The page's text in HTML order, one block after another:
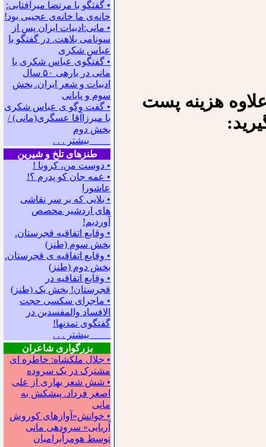
• گفتگو با مرتضا میرآفتابی:
ﺧﺎﻧﻪﻯ ﻣﺎ ﺧﺎﻧﻪﻯ ﻋﺠﻴﺒﻰ ﺑﻮﺩ!
• مانی:ادبیات ایران پس از
سونامی بلاهت. در گفتگو با
عباس شکری
• گفتگوی عباس شکری با
مانی در باره‍ی ۵۰ سال
ادبیات و شعر ایران. بخش
سوم و پایانی
• گفت وگو ی عباس شکری
با میرزاآقا عسگری(مانی) /
بخش دوم
بیشتر . . .
طنزهای تلخ و شیرین
• دوست من، کرونا !
• ﻋﻤﻪ ﺟﺎﻥ ﻛﻮ ﭘﺪﺭﻡ ؟!
عاشورا
• بلایی که بر سر نقاشی
های اردشیر محصص
آوردیم!
• وقایع اتفاقیه قجرستان.
بخش سوم (طنز)
• وقایع اتفاقیه ی قجرستان.
بخش دوم (طنز)
• وقایع اتفاقیه در
قجرستان! بخش یک (طنز)
• ماجرای سکسی حجت
الافساد والمفسدین در
گفتگوی تمدنها!
بیشتر . . .
بزرگواری شاعران
• جلال ملکشاه: خاطره ای
مشترک در یک سروده
• شش شعر بهاری از علی
اصغر فرداد. پیشکش به
مانی
• خوانش«آوازهای کوروش
آریایی» سروده‍ی مانی
توسط هومرآبرامیان